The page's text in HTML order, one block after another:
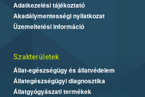
Adatkezelési tájékoztató
Akadálymentességi nyilatkozat
Üzemeltetési információ
Szakterületek
Állat-egészségügy és állatvédelem
Állategészségügyi diagnosztika
Állatgyógyászati termékek